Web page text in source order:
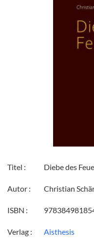
Titel : Diebe des
Autor : Christian
ISBN :
Verlag : Aisthesis